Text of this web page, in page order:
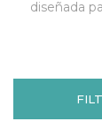
diseñada